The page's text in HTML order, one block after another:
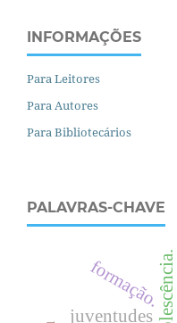
INFORMAÇÕES
Para Leitores
Para Autores
Para Bibliotecários
PALAVRAS-CHAVE
juventudes
formação.